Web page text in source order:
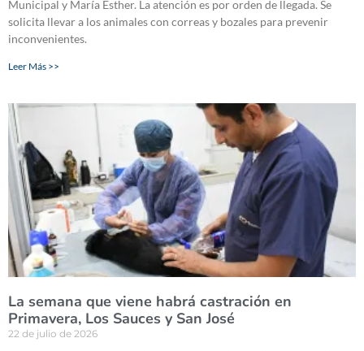
Municipal y María Esther. La atención es por orden de llegada. Se
solicita llevar a los animales con correas y bozales para prevenir
inconvenientes.
Leer Más >>
La semana que viene habrá castración en
Primavera, Los Sauces y San José
22 de julio de 2026